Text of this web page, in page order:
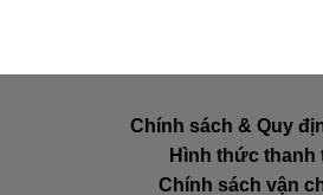
Chính sách & Quy
Hình thức thanh
Chính sách vận